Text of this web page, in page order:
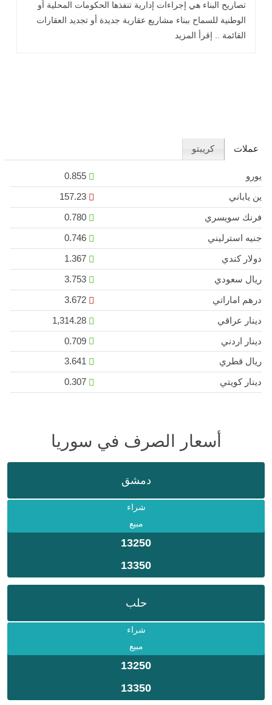
تصاريح البناء هي إجراءات إدارية تنفذها الحكومات المحلية أو
الوطنية للسماح ببناء مشاريع عقارية جديدة أو تجديد العقارات
القائمة .. إقرأ المزيد
عملات كريبتو
يورو
0.855
ين ياباني
157.23
فرنك سويسري
0.780
جنيه استرليني
0.746
دولار كندي
1.367
ريال سعودي
3.753
درهم اماراتي
3.672
دينار عراقي
1,314.28
دينار اردني
0.709
ريال قطري
3.641
دينار كويتي
0.307
أسعار الصرف في سوريا
دمشق
شراء
مبيع
13250
13350
حلب
شراء
مبيع
13250
13350